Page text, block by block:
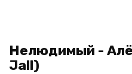
Нелюдимый -
Jall)